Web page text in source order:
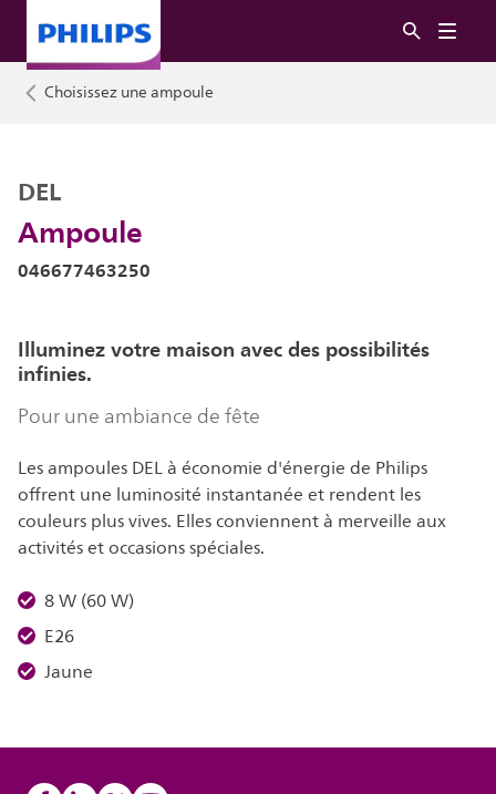
Choisissez une ampoule
Ampoule
DEL
046677463250
Illuminez votre maison avec des possibilités
infinies.
Pour une ambiance de fête
Les ampoules DEL à économie d'énergie de Philips
offrent une luminosité instantanée et rendent les
couleurs plus vives. Elles conviennent à merveille aux
activités et occasions spéciales.
8 W (60 W)
E26
Jaune